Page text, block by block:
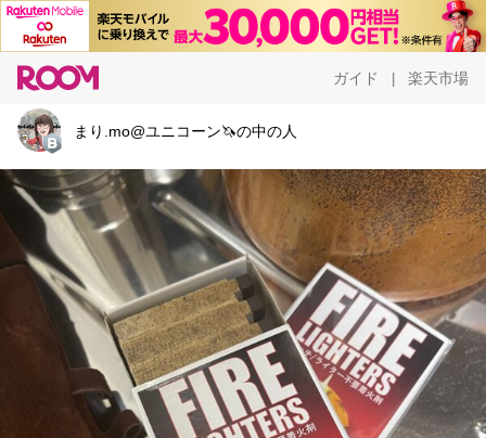
ガイド 楽天市場
まり.mo@ユニコーン🦄の中の人